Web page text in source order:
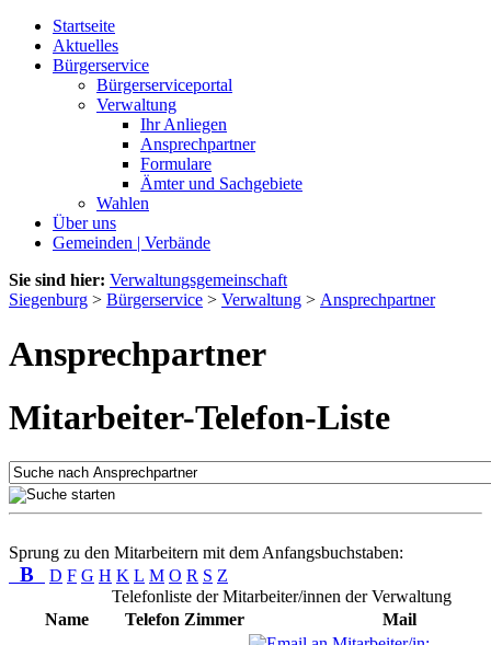
Startseite
Aktuelles
Bürgerservice
Bürgerserviceportal
Verwaltung
Ihr Anliegen
Ansprechpartner
Formulare
Ämter und Sachgebiete
Wahlen
Über uns
Gemeinden | Verbände
Sie sind hier: Verwaltungsgemeinschaft
Siegenburg > Bürgerservice > Verwaltung > Ansprechpartner
Ansprechpartner
Mitarbeiter-Telefon-Liste
Sprung zu den Mitarbeitern mit dem Anfangsbuchstaben:
B D F G H K L M O R S Z
Telefonliste der Mitarbeiter/innen der Verwaltung
Name
Telefon Zimmer
Mail